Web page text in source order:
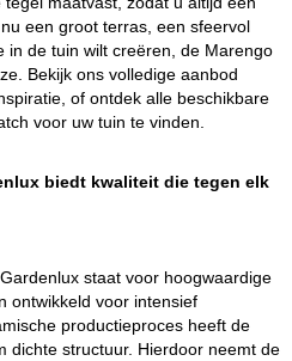
een groot terras, een sfeervol
in de tuin wilt creëren, de Marengo
Bekijk ons volledige aanbod
of ontdek alle beschikbare
voor uw tuin te vinden.
biedt kwaliteit die tegen elk
staat voor hoogwaardige
ontwikkeld voor intensief
productieproces heeft de
dichte structuur. Hierdoor neemt de